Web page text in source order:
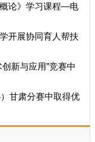
论》学习课程—电
开展协同育人帮扶
新与应用”竞赛中
甘肃分赛中取得优